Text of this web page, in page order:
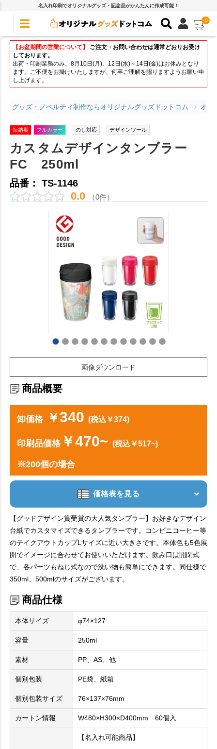
名入れ印刷でオリジナルグッズ・記念品がかんたんに作成可能！
0
【お盆期間の営業について】
ご注文・お問い合わせは通常どおりお受け
しております。
出荷・印刷業務のみ、8月10日(月)、12日(水)～14日(金)はお休みとなり
ます。ご不便をお掛けいたしますが、何卒ご理解を賜りますようお願い申
し上げます。
グッズ・ノベルティ制作ならオリジナルグッズドットコム オリ
短納期 フルカラー のし対応 デザインツール
カスタムデザインタンブラー
FC 250ml
品番： TS-1146
0.0 （0件）
画像ダウンロード
商品概要
卸価格 ￥340 (税込￥374)
印刷品価格￥470~ (税込￥517~)
※200個の場合
価格表を見る
【グッドデザイン賞受賞の大人気タンブラー】お好きなデザイン
台紙でカスタマイズできるタンブラーです。コンビニコーヒー等
のテイクアウトカップLサイズに近い大きさです。本体色も5色展
開でイメージに合わせてお使いいただけます。飲み口は開閉式
で、各パーツもねじ式なので洗い物も簡単にできます。同仕様で
350ml、500mlのサイズがございます。
商品仕様
本体サイズ φ74×127
容量 250ml
素材 PP、AS、他
個別包装 PE袋、紙箱
個別包装サイズ 76×137×76mm
カートン情報 W480×H300×D400mm 60個入
【名入れ可能商品】